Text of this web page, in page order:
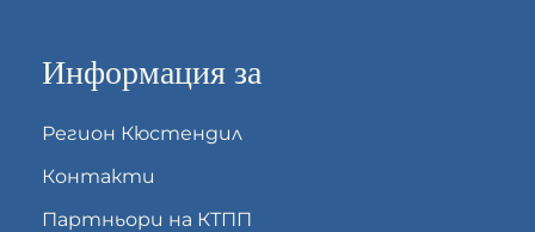
Информация за
Регион Кюстендил
Контакти
Партньори на КТПП